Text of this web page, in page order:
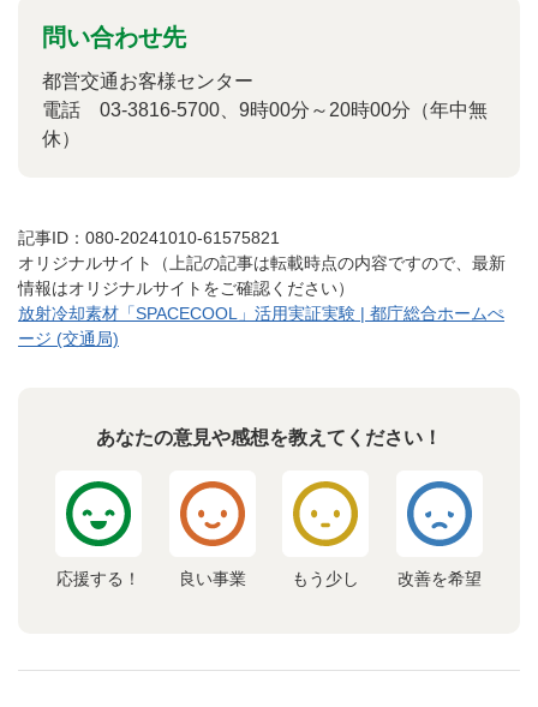
問い合わせ先
都営交通お客様センター
電話 03-3816-5700、9時00分～20時00分（年中無
休）
記事ID：080-20241010-61575821
オリジナルサイト（上記の記事は転載時点の内容ですので、最新
情報はオリジナルサイトをご確認ください）
放射冷却素材「SPACECOOL」活用実証実験 | 都庁総合ホームぺ
ージ (交通局)
あなたの意見や感想を教えてください！
応援する！ 良い事業 もう少し 改善を希望